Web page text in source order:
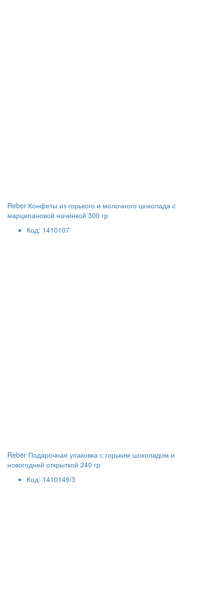
Reber Конфеты из горького и молочного шоколада с
марципановой начинкой 300 гр
Код: 1410107
Reber Подарочная упаковка с горьким шоколадом и
новогодней открыткой 240 гр
Код: 1410149/3